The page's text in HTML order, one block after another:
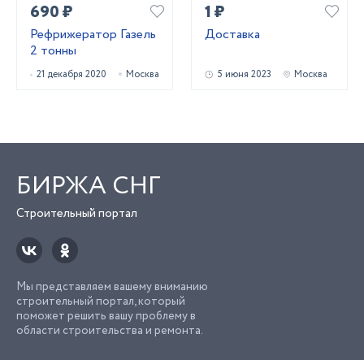
690 ₽
Рефрижератор Газель
2 тонны
21 декабря 2020 Москва
1 ₽
Доставка
5 июня 2023 Москва
БИРЖА СНГ
Строительный портал
Мы представляем вашему вниманию
строительный портал, который
поможет решить вашу проблему в
области строительства и ремонта.